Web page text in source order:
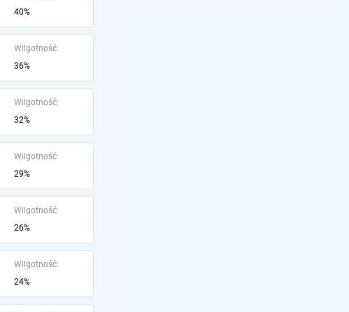
40%
Wilgotność:
36%
Wilgotność:
32%
Wilgotność:
29%
Wilgotność:
26%
Wilgotność:
24%